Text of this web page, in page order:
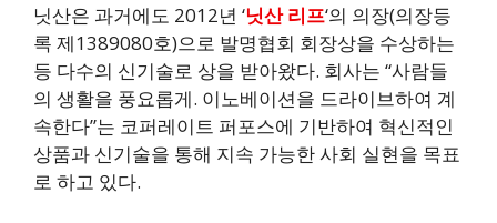
닛산은 과거에도 2012년 ‘닛산 리프‘의 의장(의장등
록 제1389080호)으로 발명협회 회장상을 수상하는
등 다수의 신기술로 상을 받아왔다. 회사는 “사람들
의 생활을 풍요롭게. 이노베이션을 드라이브하여 계
속한다”는 코퍼레이트 퍼포스에 기반하여 혁신적인
상품과 신기술을 통해 지속 가능한 사회 실현을 목표
로 하고 있다.